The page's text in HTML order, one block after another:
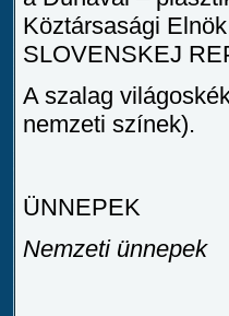
Köztársasági
SLOVENSKEJ
A szalag
nemzeti színek).
ÜNNEPEK
Nemzeti ünnepek